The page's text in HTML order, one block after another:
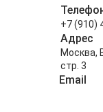
+7 (910)
Адрес
Москва,
стр. 3
Email